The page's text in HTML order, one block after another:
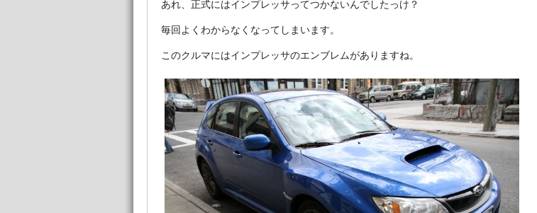
あれ、正式にはインプレッサってつかないんでしたっけ？
毎回よくわからなくなってしまいます。
このクルマにはインプレッサのエンブレムがありますね。